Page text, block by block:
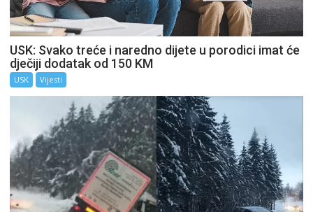
USK: Svako treće i naredno dijete u porodici imat će
dječiji dodatak od 150 KM
USK Vijesti